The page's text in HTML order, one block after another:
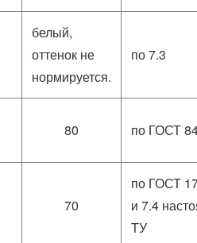
белый,
оттенок не
нормируется.
по 7.3
80 по ГОСТ
70
по ГОСТ
и 7.4
ТУ